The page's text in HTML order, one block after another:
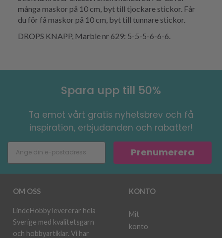
många maskor på 10 cm, byt till tjockare stickor. Får
du för få maskor på 10 cm, byt till tunnare stickor.
DROPS KNAPP, Marble nr 629: 5-5-5-6-6-6.
Spara upp till 50%
Ta emot vårt gratis nyhetsbrev och få
inspiration, erbjudanden och rabatter!
Prenumerera
OM OSS
LindeHobby levererar hela
Sverige med kvalitetsgarn
och hobbyartiklar. Vi har
KONTO
Mit
konto